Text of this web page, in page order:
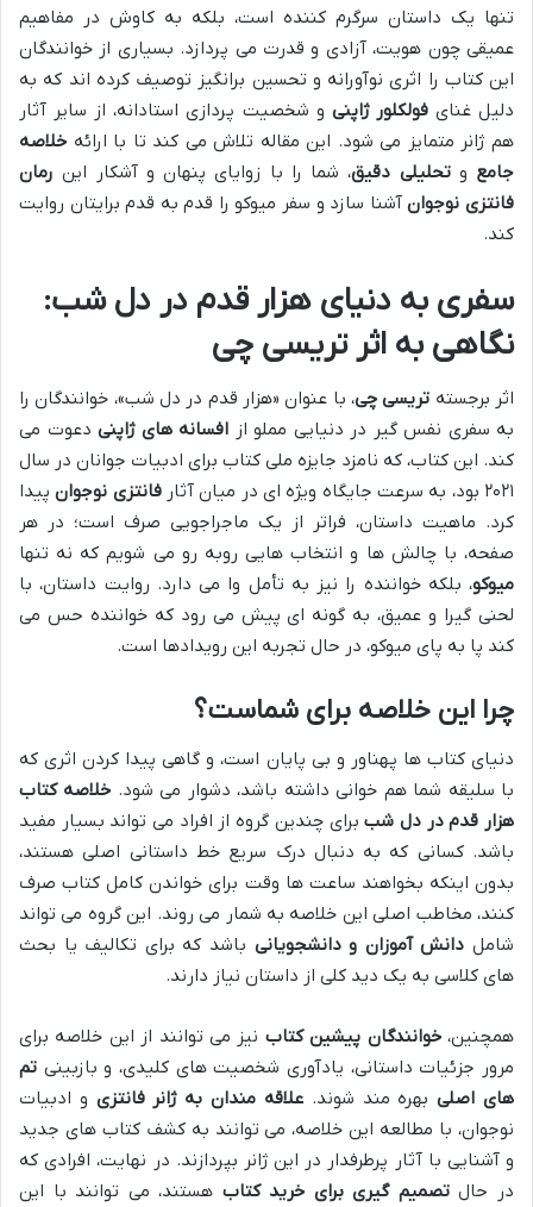
تنها یک داستان سرگرم کننده است، بلکه به کاوش در مفاهیم
عمیقی چون هویت، آزادی و قدرت می پردازد. بسیاری از خوانندگان
این کتاب را اثری نوآورانه و تحسین برانگیز توصیف کرده اند که به
دلیل غنایفولکلور ژاپنی و شخصیت پردازی استادانه، از سایر آثار
هم ژانر متمایز می شود. این مقاله تلاش می کند تا با ارائه خلاصه
جامع وتحلیلی دقیق، شما را با زوایای پنهان و آشکار این رمان
فانتزی نوجوانآشنا سازد و سفر میوکو را قدم به قدم برایتان روایت
کند.
سفری به دنیای هزار قدم در دل شب:
نگاهی به اثرتریسی چی
اثر برجسته تریسی چی، با عنوان «هزار قدم در دل شب»، خوانندگان را
به سفری نفس گیر در دنیایی مملو از افسانه های ژاپنی دعوت می
کند. این کتاب، که نامزد جایزه ملی کتاب برای ادبیات جوانان در سال
۲۰۲۱ بود، به سرعت جایگاه ویژه ای در میان آثار
فانتزی نوجوانپیدا
کرد. ماهیت داستان، فراتر از یک ماجراجویی صرف است؛ در هر
صفحه، با چالش ها و انتخاب هایی روبه رو می شویم که نه تنها
میوکو، بلکه خواننده را نیز به تأمل وا می دارد. روایت داستان، با
لحنی گیرا و عمیق، به گونه ای پیش می رود که خواننده حس می
کند پا به پای میوکو، در حال تجربه این رویدادها است.
چرا این خلاصه برای شماست؟
دنیای کتاب ها پهناور و بی پایان است، و گاهی پیدا کردن اثری که
با سلیقه شما هم خوانی داشته باشد، دشوار می شود. خلاصه کتاب
هزار قدم در دل شببرای چندین گروه از افراد می تواند بسیار مفید
باشد. کسانی که به دنبال درک سریع خط داستانی اصلی هستند،
بدون اینکه بخواهند ساعت ها وقت برای خواندن کامل کتاب صرف
کنند، مخاطب اصلی این خلاصه به شمار می روند. این گروه می تواند
شامل دانش آموزان و دانشجویانی باشد که برای تکالیف یا بحث
های کلاسی به یک دید کلی از داستان نیاز دارند.
همچنین،خوانندگان پیشین کتاب نیز می توانند از این خلاصه برای
مرور جزئیات داستانی، یادآوری شخصیت های کلیدی، و بازبینی تم
های اصلیبهره مند شوند.علاقه مندان به ژانر فانتزی و ادبیات
نوجوان، با مطالعه این خلاصه، می توانند به کشف کتاب های جدید
و آشنایی با آثار پرطرفدار در این ژانر بپردازند. در نهایت، افرادی که
در حالتصمیم گیری برای خرید کتاب هستند، می توانند با این